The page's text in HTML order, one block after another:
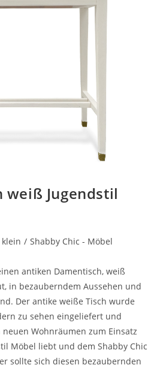
weiß Jugendstil
/ Shabby Chic - Möbel
antiken Damentisch, weiß
in bezauberndem Aussehen und
Der antike weiße Tisch wurde
zu sehen eingeliefert und
Wohnräumen zum Einsatz
Möbel liebt und dem Shabby Chic
sollte sich diesen bezaubernden